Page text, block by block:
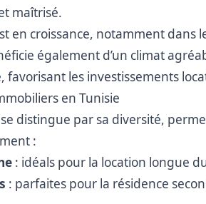
maîtrisé.
en croissance, notamment dans
également d’un climat
les investissements
en Tunisie
distingue par sa diversité,
:
: idéals pour la location longue
: parfaites pour la résidence